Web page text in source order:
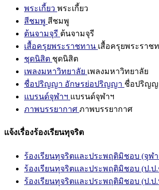
พระเกี้ยว พระเกี้ยว
สีชมพู สีชมพู
ต้นจามจุรี ต้นจามจุรี
เสื้อครุยพระราชทาน เสื้อครุยพระราช
ชุดนิสิต ชุดนิสิต
เพลงมหาวิทยาลัย เพลงมหาวิทยาลัย
ชื่อปริญญา อักษรย่อปริญญา ชื่อปริญญ
แบรนด์จุฬาฯ แบรนด์จุฬาฯ
ภาพบรรยากาศ ภาพบรรยากาศ
แจ้งเรื่องร้องเรียนทุจริต
ร้องเรียนทุจริตและประพฤติมิชอบ (จุฬ
ร้องเรียนทุจริตและประพฤติมิชอบ (ป.ป
ร้องเรียนทุจริตและประพฤติมิชอบ (ป.ป